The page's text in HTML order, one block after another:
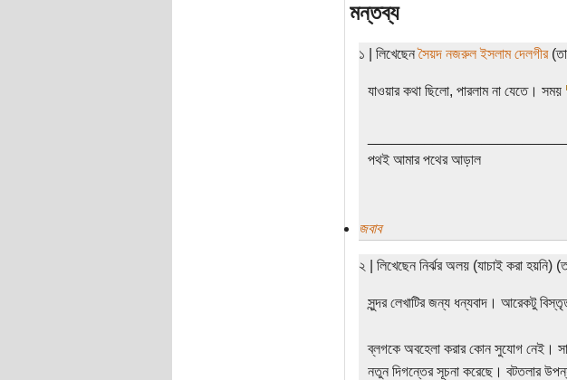
মন্তব্য
১ | লিখেছেনসৈয়দ নজরুল ইসলাম দেলগীর
যাওয়ার কথা ছিলো, পারলাম না যেতে। সময়
পথই আমার পথের আড়াল
জবাব
২ | লিখেছেন নির্ঝর অলয় (যাচাই করা হয়নি)
সুন্দর লেখাটির জন্য ধন্যবাদ। আরেকটু
ব্লগকে অবহেলা করার কোন সুযোগ নেই।
নতুন দিগন্তের সূচনা করেছে। বটতলার